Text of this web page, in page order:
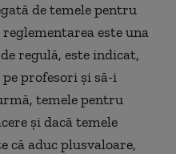
de temele pentru
este una
regulă, este indicat,
profesori şi să-i
temele pentru
şi dacă temele
că aduc plusvaloare,